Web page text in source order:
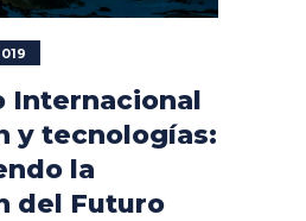
Internacional
y tecnologías:
la
del Futuro